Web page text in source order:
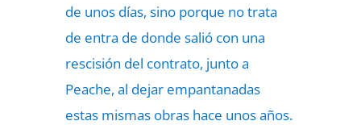
de unos días, sino porque no trata
de entra de donde salió con una
rescisión del contrato, junto a
Peache, al dejar empantanadas
estas mismas obras hace unos años.